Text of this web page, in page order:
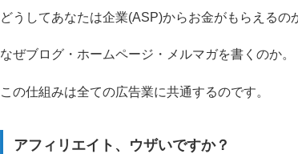
どうしてあなたは企業(ASP)からお金がもらえるの
なぜブログ・ホームページ・メルマガを書くのか。
この仕組みは全ての広告業に共通するのです。
アフィリエイト、ウザいですか？